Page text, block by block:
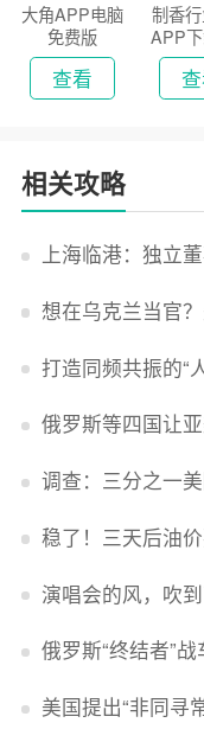
大角APP电脑
免费版
查看
制香
APP
相关攻略
上海临港：独立
想在乌克兰当官
打造同频共振的“
俄罗斯等四国让亚美
调查：三分之一美国人和
稳了！三天后油价
演唱会的风，吹
俄罗斯“终结者”战车更名“斯皮
美国提出“非同寻常要求”，双方多个